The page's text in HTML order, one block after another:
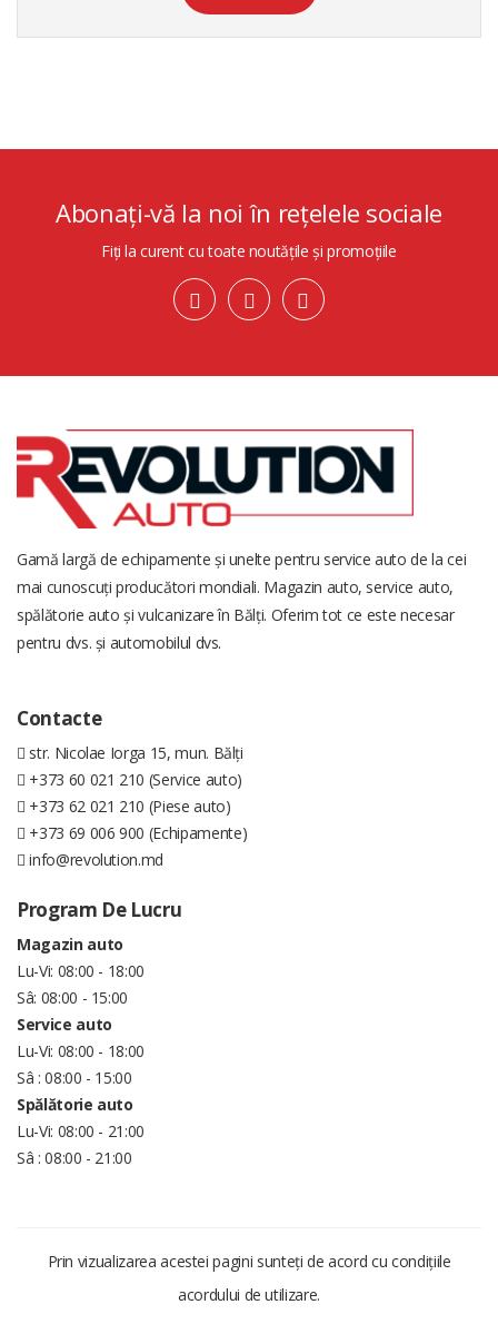
Abonați-vă la noi în rețelele sociale
Fiți la curent cu toate noutățile și promoțiile
Gamă largă de echipamente și unelte pentru service auto de la cei
mai cunoscuți producători mondiali. Magazin auto, service auto,
spălătorie auto și vulcanizare în Bălți. Oferim tot ce este necesar
pentru dvs. și automobilul dvs.
Contacte
str. Nicolae Iorga 15, mun. Bălți
+373 60 021 210 (Service auto)
+373 62 021 210 (Piese auto)
+373 69 006 900 (Echipamente)
info@revolution.md
Program De Lucru
Magazin auto
Lu-Vi: 08:00 - 18:00
Sâ: 08:00 - 15:00
Service auto
Lu-Vi: 08:00 - 18:00
Sâ : 08:00 - 15:00
Spălătorie auto
Lu-Vi: 08:00 - 21:00
Sâ : 08:00 - 21:00
Prin vizualizarea acestei pagini sunteți de acord cu condițiile
acordului de utilizare.